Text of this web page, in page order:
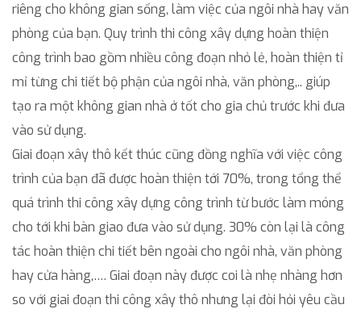
riêng cho không gian sống, làm việc của ngôi nhà hay văn
phòng của bạn. Quy trình thi công xây dựng hoàn thiện
công trình bao gồm nhiều công đoạn nhỏ lẻ, hoàn thiện tỉ
mỉ từng chi tiết bộ phận của ngôi nhà, văn phòng,.. giúp
tạo ra một không gian nhà ở tốt cho gia chủ trước khi đưa
vào sử dụng.
Giai đoạn xây thô kết thúc cũng đồng nghĩa với việc công
trình của bạn đã được hoàn thiện tới 70%, trong tổng thể
quá trình thi công xây dựng công trình từ bước làm móng
cho tới khi bàn giao đưa vào sử dụng. 30% còn lại là công
tác hoàn thiện chi tiết bên ngoài cho ngôi nhà, văn phòng
hay cửa hàng,…. Giai đoạn này được coi là nhẹ nhàng hơn
so với giai đoạn thi công xây thô nhưng lại đòi hỏi yêu cầu